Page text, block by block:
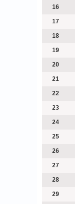
16
17
18
19
20
21
22
23
24
25
26
27
28
29